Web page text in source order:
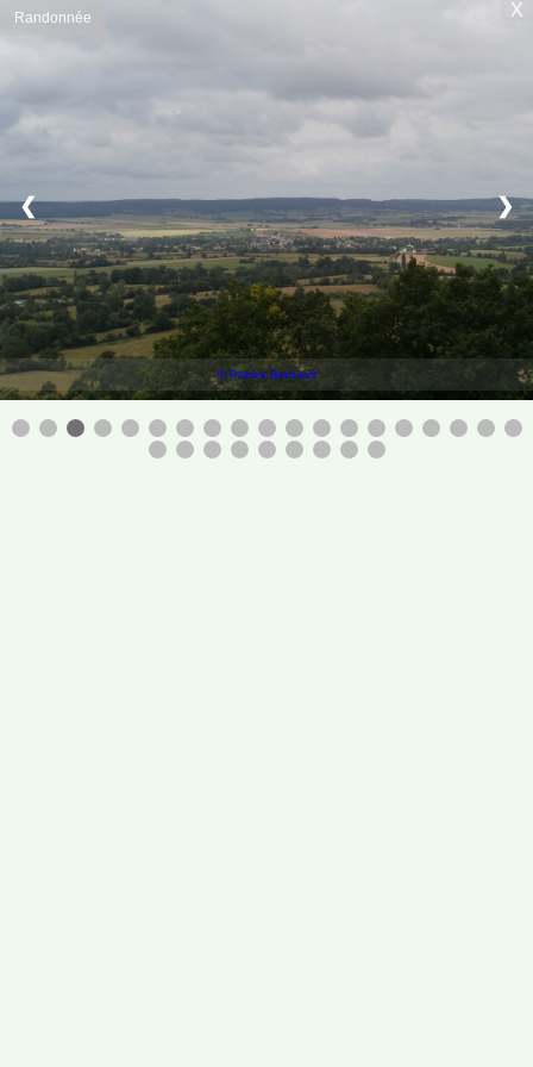
Randonnée
© Patrick Berhault
X
❮ ❯